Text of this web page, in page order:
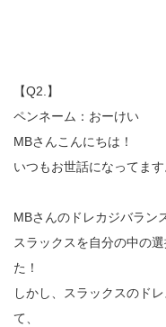
【Q2.】
ペンネーム：おーけい
MBさんこんにちは！
いつもお世話になってます
MBさんのドレカジバラン
スラックスを自分の中の
た！
しかし、スラックスのド
て、